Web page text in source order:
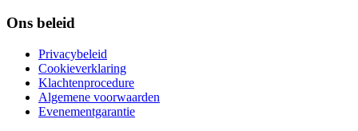
Ons beleid
Privacybeleid
Cookieverklaring
Klachtenprocedure
Algemene voorwaarden
Evenementgarantie